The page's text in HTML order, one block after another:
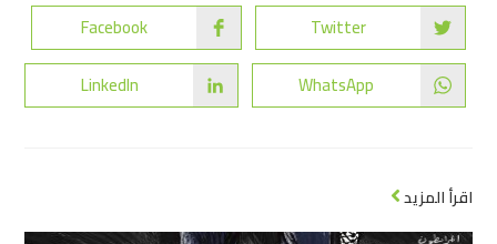
Twitter
Facebook
WhatsApp
LinkedIn
اقرأ المزيد